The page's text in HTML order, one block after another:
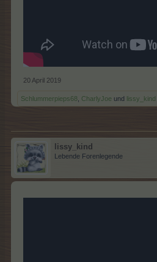
20 April 2019
Schlummerpieps68 CharlyJoe und lissy_kind
lissy_kind
Lebende Forenlegende